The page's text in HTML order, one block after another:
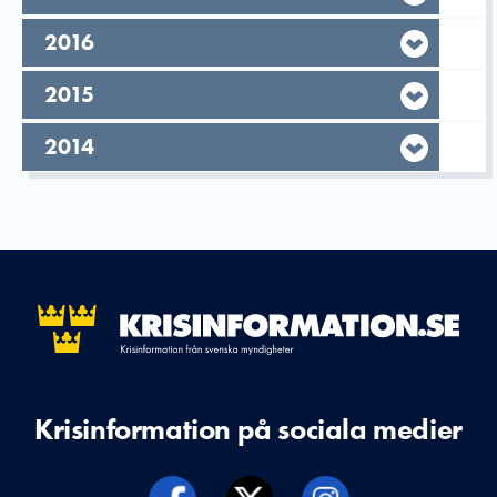
År,
2016
År,
2015
År,
2014
Krisinformation på sociala medier